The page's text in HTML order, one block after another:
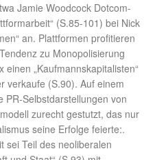
Jamie Woodcock Dotcom-
(S.85-101) bei Nick
an. Plattformen profitieren
zu Monopolisierung
„Kaufmannskapitalisten“
verkaufe (S.90). Auf einem
PR-Selbstdarstellungen von
zurecht gestutzt, das nur
seine Erfolge feierte:.
sei Teil des neoliberalen